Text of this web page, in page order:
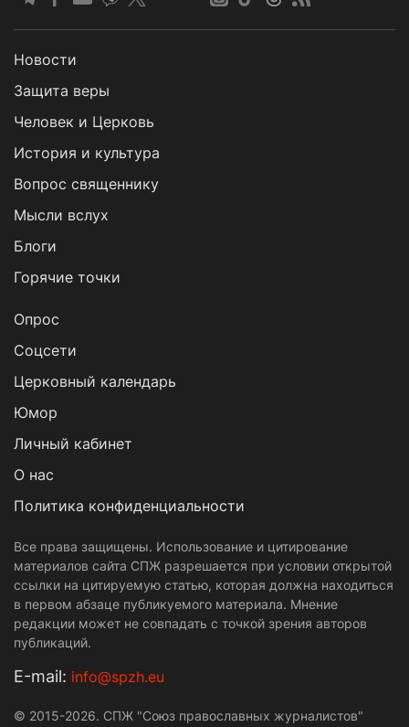
Новости
Защита веры
Человек и Церковь
История и культура
Вопрос священнику
Мысли вслух
Блоги
Горячие точки
Опрос
Cоцсети
Церковный календарь
Юмор
Личный кабинет
О нас
Политика конфиденциальности
Все права защищены. Использование и цитирование
материалов сайта СПЖ разрешается при условии открытой
ссылки на цитируемую статью, которая должна находиться
в первом абзаце публикуемого материала. Мнение
редакции может не совпадать с точкой зрения авторов
публикаций.
Е-mail: info@spzh.eu
© 2015-2026. СПЖ "Союз православных журналистов"